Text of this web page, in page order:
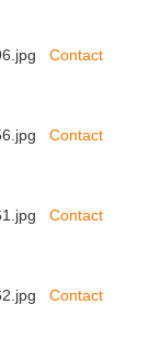
Contact
Contact
Contact
Contact